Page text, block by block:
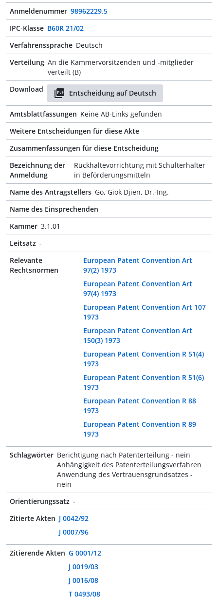
Anmeldenummer 98962229.5
IPC-Klasse B60R 21/02
Verfahrenssprache Deutsch
Verteilung An die Kammervorsitzenden und -mitglieder
verteilt (B)
Download
Entscheidung auf Deutsch
Amtsblattfassungen Keine AB-Links gefunden
Weitere Entscheidungen für diese Akte -
Zusammenfassungen für diese Entscheidung -
Bezeichnung der
Anmeldung
Rückhaltevorrichtung mit Schulterhalter
in Beförderungsmitteln
Name des Antragstellers Go, Giok Djien, Dr.-Ing.
Name des Einsprechenden -
Kammer 3.1.01
Leitsatz -
Relevante
Rechtsnormen
European Patent Convention Art
97(2) 1973
European Patent Convention Art
97(4) 1973
European Patent Convention Art 107
1973
European Patent Convention Art
150(3) 1973
European Patent Convention R 51(4)
1973
European Patent Convention R 51(6)
1973
European Patent Convention R 88
1973
European Patent Convention R 89
1973
Schlagwörter Berichtigung nach Patenterteilung - nein
Anhängigkeit des Patenterteilungsverfahren
Anwendung des Vertrauensgrundsatzes -
nein
Orientierungssatz -
Zitierte Akten J 0042/92
J 0007/96
Zitierende Akten G 0001/12
J 0019/03
J 0016/08
T 0493/08